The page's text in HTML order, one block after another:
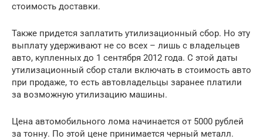
стоимость доставки.
Также придется заплатить утилизационный сбор. Но эту
выплату удерживают не со всех – лишь с владельцев
авто, купленных до 1 сентября 2012 года. С этой даты
утилизационный сбор стали включать в стоимость авто
при продаже, то есть автовладельцы заранее платили
за возможную утилизацию машины.
Цена автомобильного лома начинается от 5000 рублей
за тонну. По этой цене принимается черный металл.